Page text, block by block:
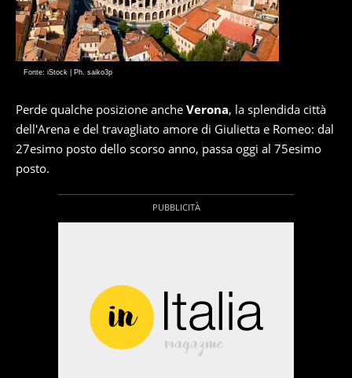
Fonte: iStock | Ph. saiko3p
Perde qualche posizione anche Verona, la splendida città
dell'Arena e del travagliato amore di Giulietta e Romeo: dal
27esimo posto dello scorso anno, passa oggi al 75esimo
posto.